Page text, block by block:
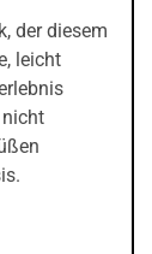
der diesem
leicht
nicht